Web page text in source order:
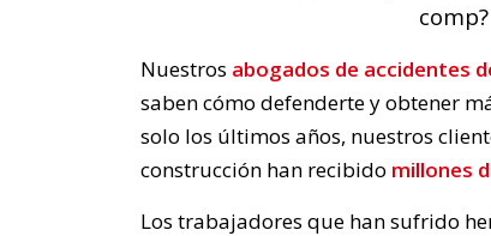
comp?
Nuestros abogados de accidentes
saben cómo defenderte y obtener
solo los últimos años, nuestros
construcción han recibido millones
Los trabajadores que han sufrido